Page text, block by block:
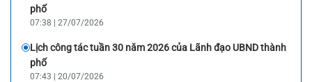
phố
07:38 | 27/07/2026
Lịch công tác tuần 30 năm 2026 của Lãnh đạo UBND thành
phố
07:43 | 20/07/2026